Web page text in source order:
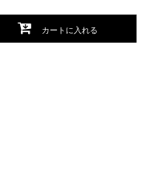
カートに入れる